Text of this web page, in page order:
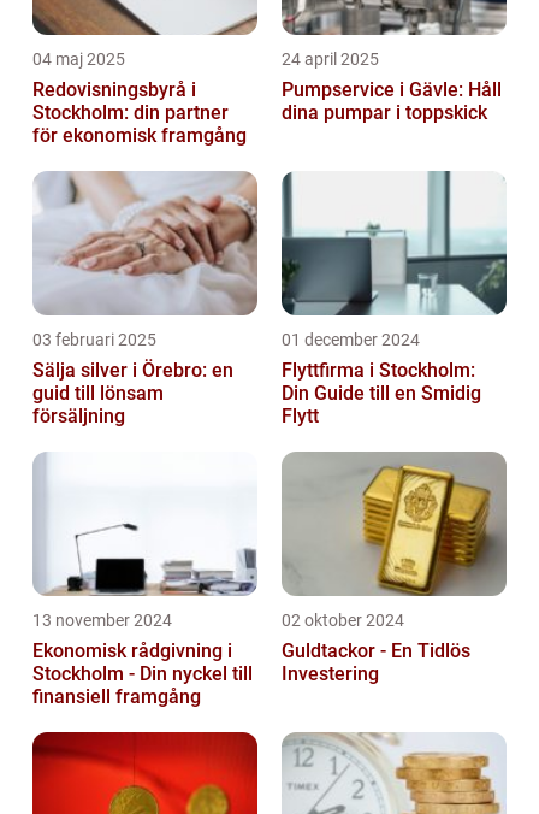
04 maj 2025
Redovisningsbyrå i
Stockholm: din partner
för ekonomisk framgång
24 april 2025
Pumpservice i Gävle: Håll
dina pumpar i toppskick
03 februari 2025
Sälja silver i Örebro: en
guid till lönsam
försäljning
01 december 2024
Flyttfirma i Stockholm:
Din Guide till en Smidig
Flytt
13 november 2024
Ekonomisk rådgivning i
Stockholm - Din nyckel till
finansiell framgång
02 oktober 2024
Guldtackor - En Tidlös
Investering